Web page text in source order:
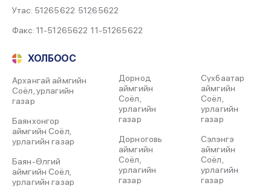
Утас: 51265622 51265622
Факс: 11-51265622 11-51265622
ХОЛБООС
Архангай аймгийн
Соёл, урлагийн
газар
Баянхонгор
аймгийн Соёл,
урлагийн газар
Баян-Өлгий
аймгийн Соёл,
урлагийн газар
Дорнод
аймгийн
Соёл,
урлагийн
газар
Дорноговь
аймгийн
Соёл,
урлагийн
газар
Сүхбаатар
аймгийн
Соёл,
урлагийн
газар
Сэлэнгэ
аймгийн
Соёл,
урлагийн
газар